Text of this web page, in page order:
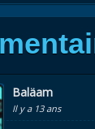
Baläam
Il y a 13 ans